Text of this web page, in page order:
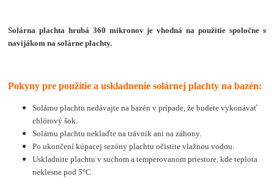
Solárna plachta hrubá 360 mikronov je vhodná na použitie spoločne s
navijákom na solárne plachty.
Pokyny pre použitie a uskladnenie solárnej plachty na bazén:
Solárnu plachtu nedávajte na bazén v prípade, že budete vykonávať
chlórový šok.
Solárnu plachtu neklaďte na trávnik ani na záhony.
Po ukončení kúpacej sezóny plachtu očistite vlažnou vodou.
Uskladnite plachtu v suchom a temperovanom priestore, kde teplota
neklesne pod 5°C.